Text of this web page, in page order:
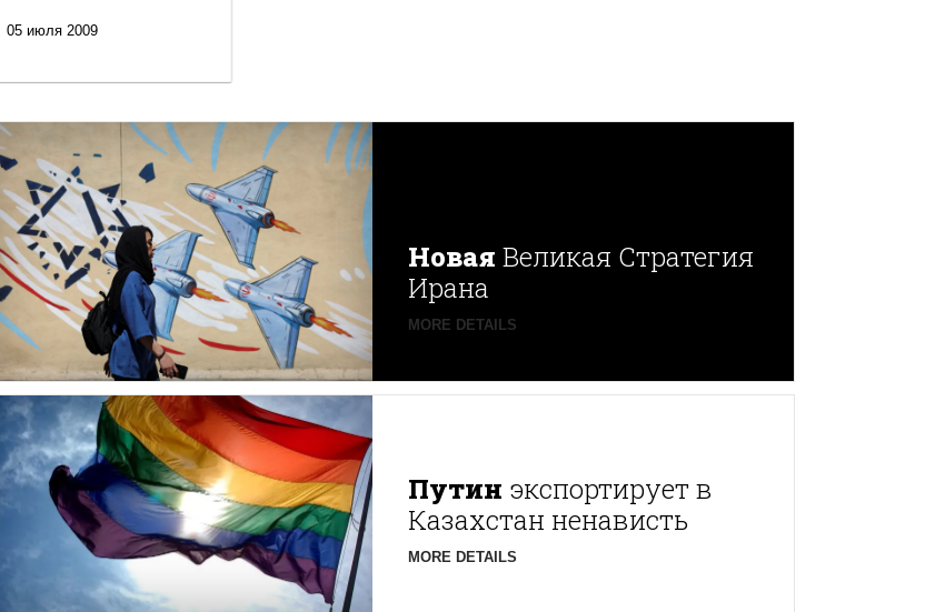
05 июля 2009
Новая Великая Стратегия
Ирана
MORE DETAILS
Путин экспортирует в
Казахстан ненависть
MORE DETAILS